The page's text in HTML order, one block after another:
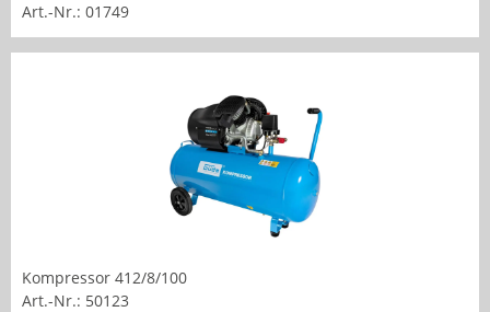
Art.-Nr.: 01749
Kompressor 412/8/100
Art.-Nr.: 50123